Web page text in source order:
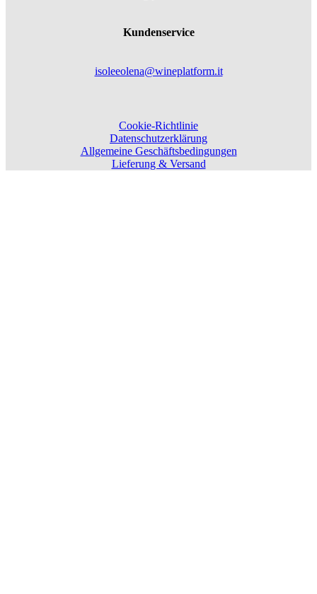
Kundenservice
isoleeolena@wineplatform.it
Cookie-Richtlinie
Datenschutzerklärung
Allgemeine Geschäftsbedingungen
Lieferung & Versand